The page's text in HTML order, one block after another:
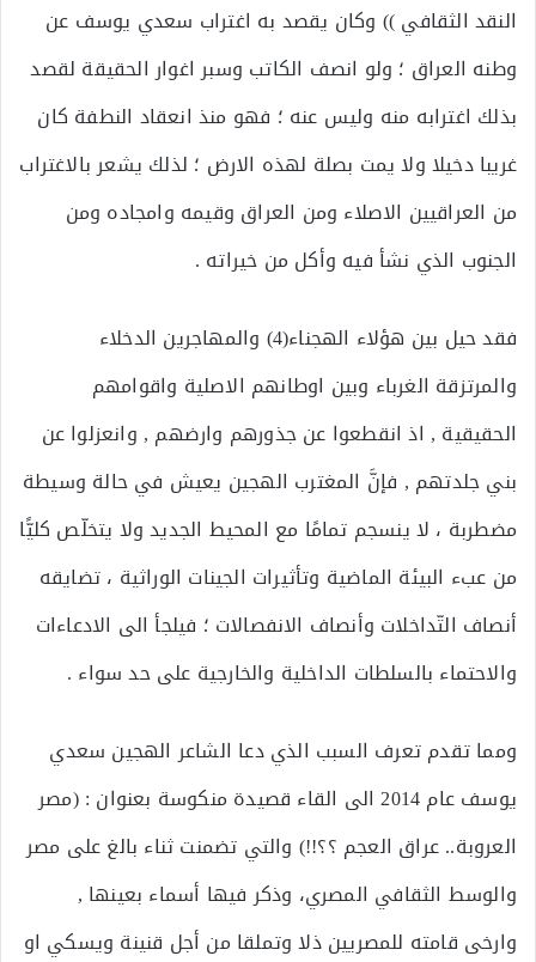
النقد الثقافي )) وكان يقصد به اغتراب سعدي يوسف عن
وطنه العراق ؛ ولو انصف الكاتب وسبر اغوار الحقيقة لقصد
بذلك اغترابه منه وليس عنه ؛ فهو منذ انعقاد النطفة كان
غريبا دخيلا ولا يمت بصلة لهذه الارض ؛ لذلك يشعر بالاغتراب
من العراقيين الاصلاء ومن العراق وقيمه وامجاده ومن
الجنوب الذي نشأ فيه وأكل من خيراته .
فقد حيل بين هؤلاء الهجناء(4) والمهاجرين الدخلاء
والمرتزقة الغرباء وبين اوطانهم الاصلية واقوامهم
الحقيقية , اذ انقطعوا عن جذورهم وارضهم , وانعزلوا عن
بني جلدتهم , فإنَّ المغترب الهجين يعيش في حالة وسيطة
مضطربة ، لا ينسجم تمامًا مع المحيط الجديد ولا يتخلّص كليًّا
من عبء البيئة الماضية وتأثيرات الجينات الوراثية ، تضايقه
أنصاف التّداخلات وأنصاف الانفصالات ؛ فيلجأ الى الادعاءات
والاحتماء بالسلطات الداخلية والخارجية على حد سواء .
ومما تقدم تعرف السبب الذي دعا الشاعر الهجين سعدي
يوسف عام 2014 الى القاء قصيدة منكوسة بعنوان : (مصر
العروبة.. عراق العجم ؟؟!!) والتي تضمنت ثناء بالغ على مصر
والوسط الثقافي المصري، وذكر فيها أسماء بعينها ,
وارخى قامته للمصريين ذلا وتملقا من أجل قنينة ويسكي او